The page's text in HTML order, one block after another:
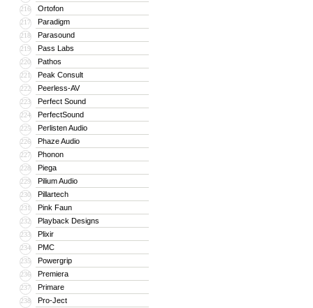
216 Ortofon
217 Paradigm
218 Parasound
219 Pass Labs
220 Pathos
221 Peak Consult
222 Peerless-AV
223 Perfect Sound
224 PerfectSound
225 Perlisten Audio
226 Phaze Audio
227 Phonon
228 Piega
229 Pilium Audio
230 Pillartech
231 Pink Faun
232 Playback Designs
233 Plixir
234 PMC
235 Powergrip
236 Premiera
237 Primare
238 Pro-Ject